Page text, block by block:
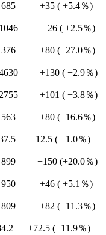
+35 ( +5.4％)
+26 ( +2.5％)
+80 (+27.0％)
+130 ( +2.9％)
+101 ( +3.8％)
563 +80 (+16.6％)
+12.5 ( +1.0％)
+150 (+20.0％)
+46 ( +5.1％)
+82 (+11.3％)
+72.5 (+11.9％)